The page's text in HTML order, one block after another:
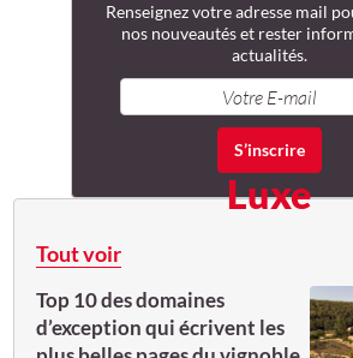
Renseignez votre adresse mail
nos nouveautéset rester
actualités.
Luxe
Tout voir
Top 10 des domaines
d’exception qui écrivent les